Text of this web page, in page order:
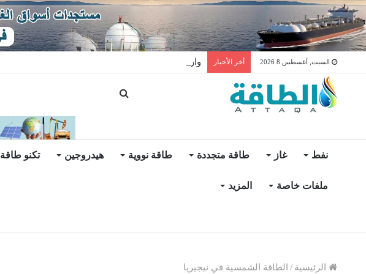
السبت, أغسطس 8 2026 أخر الأخبار واردات المغرب من الغاز ترتفع 15% في شهر يوليو
نفط غاز طاقة متجددة طاقة نووية هيدروجين تكنو طاقة
ملفات خاصة المزيد
الرئيسية / الطاقة الشمسية في نيجيريا